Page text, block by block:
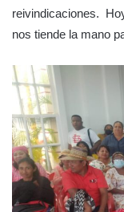
reivindicaciones.
nos tiende la mano